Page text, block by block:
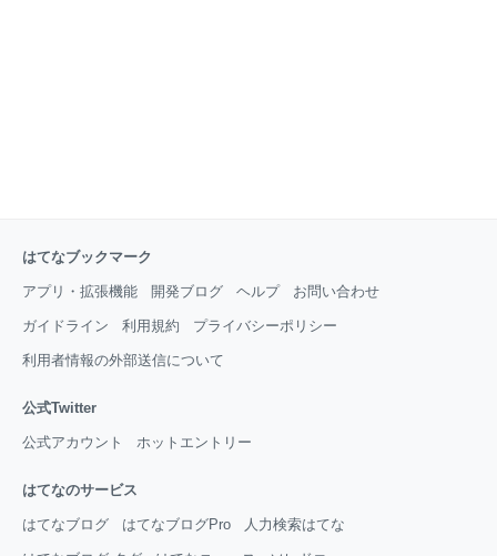
はてなブックマーク
アプリ・拡張機能 開発ブログ ヘルプ お問い合わせ
ガイドライン 利用規約 プライバシーポリシー
利用者情報の外部送信について
公式Twitter
公式アカウント ホットエントリー
はてなのサービス
はてなブログ はてなブログPro 人力検索はてな